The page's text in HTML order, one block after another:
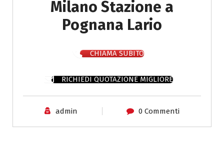
Milano Stazione a
Pognana Lario
CHIAMA SUBITO
RICHIEDI QUOTAZIONE MIGLIORE
admin 0 Commenti